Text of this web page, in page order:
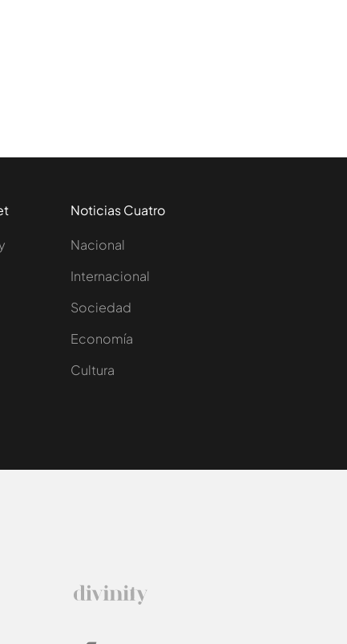
Noticias Cuatro
Nacional
Internacional
Sociedad
Economía
Cultura